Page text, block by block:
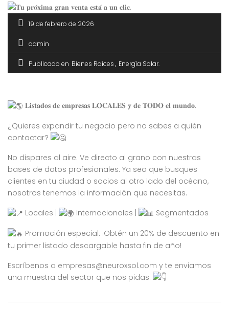
19 de febrero de 2026
admin
Publicado en Bienes Raíces Energía Solar
𝐋𝐢𝐬𝐭𝐚𝐝𝐨𝐬 𝐝𝐞 𝐞𝐦𝐩𝐫𝐞𝐬𝐚𝐬 𝐋𝐎𝐂𝐀𝐋𝐄𝐒 𝐲 𝐝𝐞 𝐓𝐎𝐃𝐎 𝐞𝐥 𝐦𝐮𝐧𝐝𝐨.
¿Quieres expandir tu negocio pero no sabes a quién
contactar?
No dispares al aire. Ve directo al grano con nuestras
bases de datos profesionales. Ya sea que busques
clientes en tu ciudad o socios al otro lado del océano,
nosotros tenemos la información que necesitas.
Locales |
Internacionales |
Segmentados
Promoción especial: ¡Obtén un 20% de descuento en
tu primer listado descargable hasta fin de año!
Escríbenos a empresas@neuroxsol.com y te enviamos
una muestra del sector que nos pidas.